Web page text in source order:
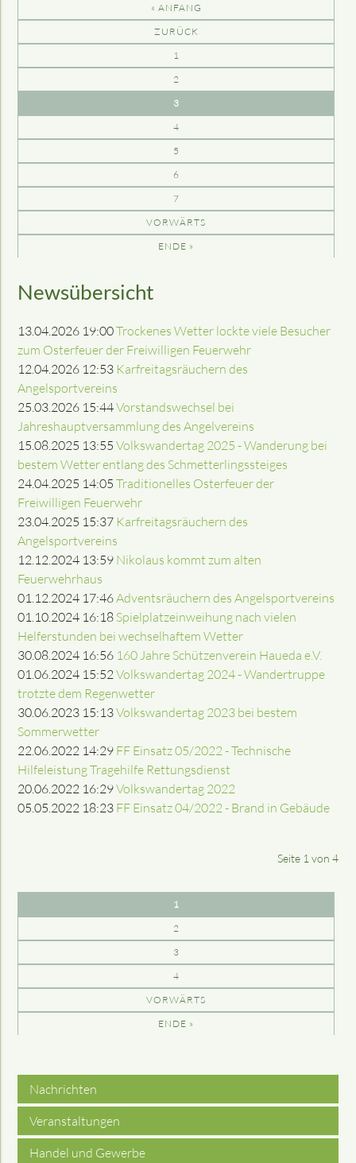
« ANFANG
ZURÜCK
1
2
3
4
5
6
7
VORWÄRTS
ENDE »
Newsübersicht
13.04.2026 19:00Trockenes Wetter lockte viele Besucher
zum Osterfeuer der Freiwilligen Feuerwehr
12.04.2026 12:53 Karfreitagsräuchern des
Angelsportvereins
25.03.2026 15:44Vorstandswechsel bei
Jahreshauptversammlung des Angelvereins
15.08.2025 13:55 Volkswandertag 2025 - Wanderung bei
bestem Wetter entlang des Schmetterlingssteiges
24.04.2025 14:05 Traditionelles Osterfeuer der
Freiwilligen Feuerwehr
23.04.2025 15:37 Karfreitagsräuchern des
Angelsportvereins
12.12.2024 13:59 Nikolaus kommt zum alten
Feuerwehrhaus
01.12.2024 17:46Adventsräuchern des Angelsportvereins
01.10.2024 16:18 Spielplatzeinweihung nach vielen
Helferstunden bei wechselhaftem Wetter
30.08.2024 16:56 160 Jahre Schützenverein Haueda e.V.
01.06.2024 15:52 Volkswandertag 2024 - Wandertruppe
trotzte dem Regenwetter
30.06.2023 15:13Volkswandertag 2023 bei bestem
Sommerwetter
22.06.2022 14:29 FF Einsatz 05/2022 - Technische
Hilfeleistung Tragehilfe Rettungsdienst
20.06.2022 16:29Volkswandertag 2022
05.05.2022 18:23 FF Einsatz 04/2022 - Brand in Gebäude
Seite 1 von 4
1
2
3
4
VORWÄRTS
ENDE »
Nachrichten
Veranstaltungen
Handel und Gewerbe